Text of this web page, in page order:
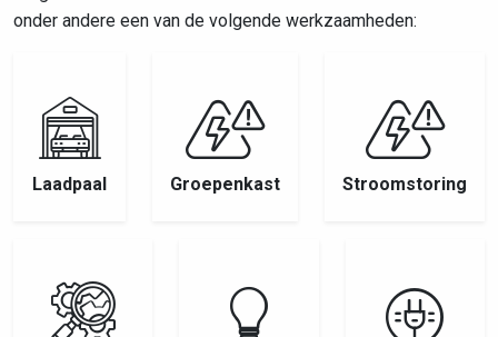
onder andere een van de volgende werkzaamheden:
Laadpaal Groepenkast Stroomstoring